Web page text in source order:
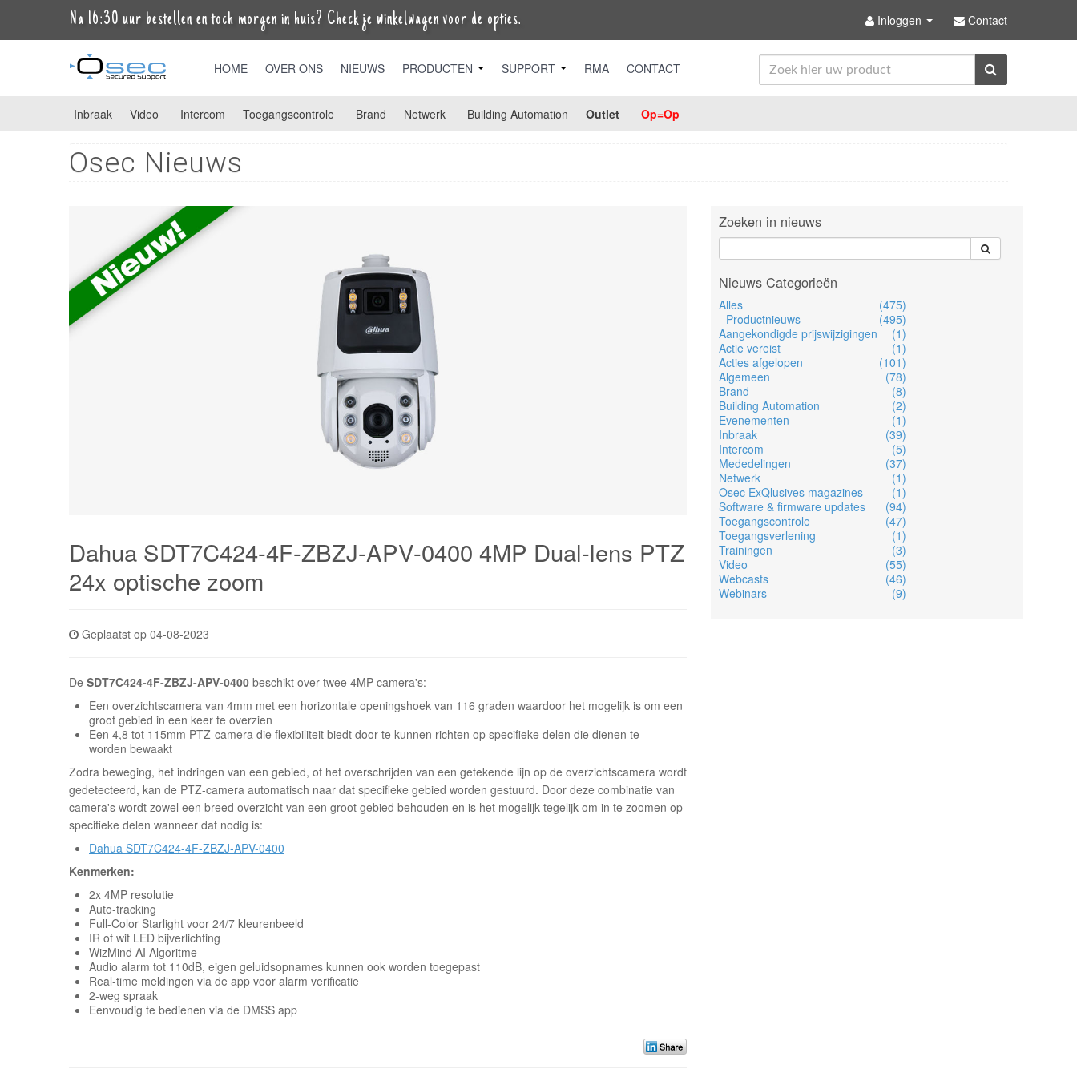
Na 16:30 uur bestellen en toch morgen in huis? Check je winkelwagen voor de opties. Inloggen Contact
HOME OVER ONS NIEUWS PRODUCTEN SUPPORT RMA CONTACT
Inbraak Video Intercom Toegangscontrole Brand Netwerk Building Automation Outlet Op=Op
Osec Nieuws
Dahua SDT7C424-4F-ZBZJ-APV-0400 4MP Dual-lens PTZ
24x optische zoom
Geplaatst op 04-08-2023
De SDT7C424-4F-ZBZJ-APV-0400 beschikt over twee 4MP-camera's:
Een overzichtscamera van 4mm met een horizontale openingshoek van 116 graden waardoor het mogelijk is om een
groot gebied in een keer te overzien
Een 4,8 tot 115mm PTZ-camera die flexibiliteit biedt door te kunnen richten op specifieke delen die dienen te
worden bewaakt
Zodra beweging, het indringen van een gebied, of het overschrijden van een getekende lijn op de overzichtscamera wordt
gedetecteerd, kan de PTZ-camera automatisch naar dat specifieke gebied worden gestuurd. Door deze combinatie van
camera's wordt zowel een breed overzicht van een groot gebied behouden en is het mogelijk tegelijk om in te zoomen op
specifieke delen wanneer dat nodig is:
Dahua SDT7C424-4F-ZBZJ-APV-0400
Kenmerken:
2x 4MP resolutie
Auto-tracking
Full-Color Starlight voor 24/7 kleurenbeeld
IR of wit LED bijverlichting
WizMind AI Algoritme
Audio alarm tot 110dB, eigen geluidsopnames kunnen ook worden toegepast
Real-time meldingen via de app voor alarm verificatie
2-weg spraak
Eenvoudig te bedienen via de DMSS app
Zoeken in nieuws
Nieuws Categorieën
Alles
(475)
- Productnieuws -
(495)
Aangekondigde prijswijzigingen
(1)
Actie vereist
(1)
Acties afgelopen
(101)
Algemeen
(78)
Brand
(8)
Building Automation
(2)
Evenementen
(1)
Inbraak
(39)
Intercom
(5)
Mededelingen
(37)
Netwerk
(1)
Osec ExQlusives magazines
(1)
Software & firmware updates
(94)
Toegangscontrole
(47)
Toegangsverlening
(1)
Trainingen
(3)
Video
(55)
Webcasts
(46)
Webinars
(9)